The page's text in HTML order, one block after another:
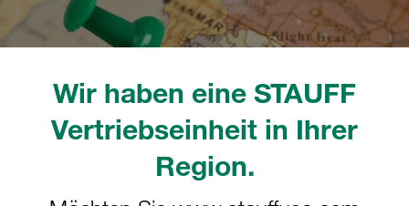
Wir haben eine STAUFF
Vertriebseinheit in Ihrer
Region.